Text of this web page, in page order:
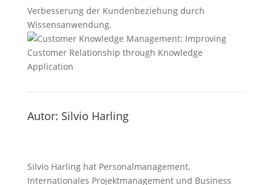
Verbesserung der Kundenbeziehung durch
Wissensanwendung.
Autor: Silvio Harling
Silvio Harling hat Personalmanagement,
Internationales Projektmanagement und Business